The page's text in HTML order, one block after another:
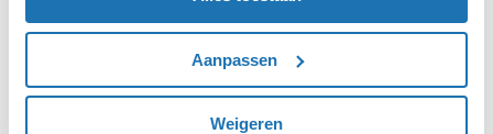
Aanpassen
Weigeren